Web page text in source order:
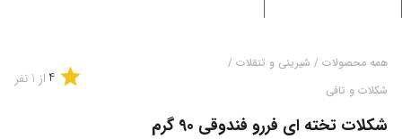
همه محصولات / شیرینی و تنقلات /
شکلات و تافی
4 از 1 نفر
شکلات تخته ای فررو فندوقی 90 گرم